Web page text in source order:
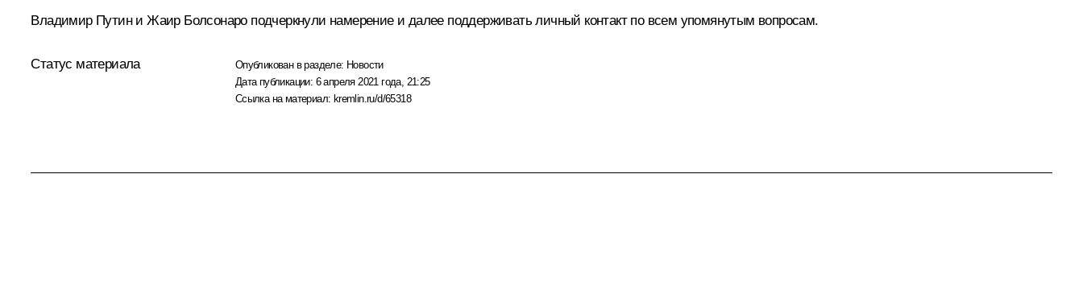
Владимир Путин иЖаир Болсонароподчеркнули намерение и далее поддерживать личный контакт по всем упомянутым вопросам.
Статус материала Опубликован в разделе: Новости
Дата публикации: 6 апреля 2021 года, 21:25
Ссылка на материал: kremlin.ru/d/65318